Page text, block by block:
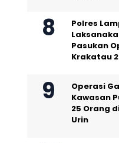
Polres
Pasukan
Krakatau
Operasi
Kawasan
25 Orang
Urin